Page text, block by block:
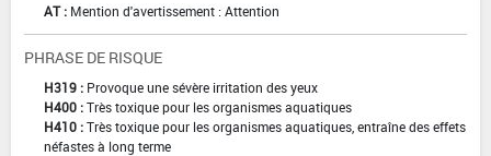
AT : Mention d'avertissement : Attention
PHRASE DE RISQUE
H319 : Provoque une sévère irritation des yeux
H400 :Très toxique pour les organismes aquatiques
H410 :Très toxique pour les organismes aquatiques, entraîne des effets
néfastes à long terme